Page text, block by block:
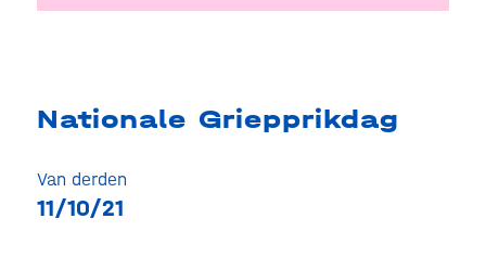
Nationale Griepprikdag
Van derden
11/10/21